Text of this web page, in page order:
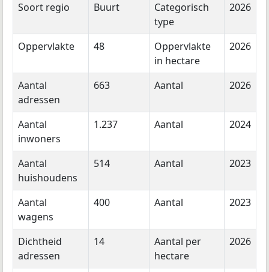
Soort regio Buurt
Categorisch
type
2026
Oppervlakte 48
Oppervlakte
in hectare
2026
Aantal
adressen
663 Aantal 2026
Aantal
inwoners
1.237 Aantal 2024
Aantal
huishoudens
514 Aantal 2023
Aantal
wagens
400 Aantal 2023
Dichtheid
adressen
14
Aantal per
hectare
2026